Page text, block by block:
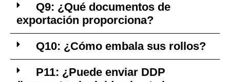
Q9: ¿Qué documentos de
exportación proporciona?
Q10: ¿Cómo embala sus rollos?
P11: ¿Puede enviar DDP